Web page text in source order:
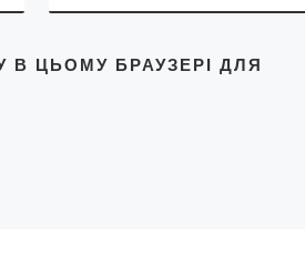
В ЦЬОМУ БРАУЗЕРІ ДЛЯ